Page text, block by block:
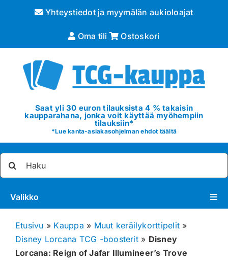
Yhteystiedot ja myymälän aukioloajat
Oma tili Ostoskori
Saat yli 30 euron tilauksista 4 % takaisin
kaupparahana, jonka voit käyttää myöhempiin
tilauksiin*
*Lue kanta-asiakasohjelman ehdot täältä
Valikko
Pokémon
Muut keräilykortit
Etusivu » Kauppa » Muut keräilykorttipelit »
Disney Lorcana TCG -boosterit» Disney
Lorcana: Reign of Jafar Illumineer’s Trove